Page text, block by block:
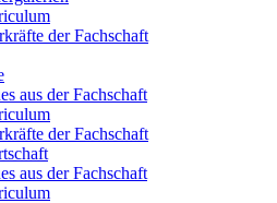
der Fachschaft
aus der Fachschaft
der Fachschaft
aus der Fachschaft